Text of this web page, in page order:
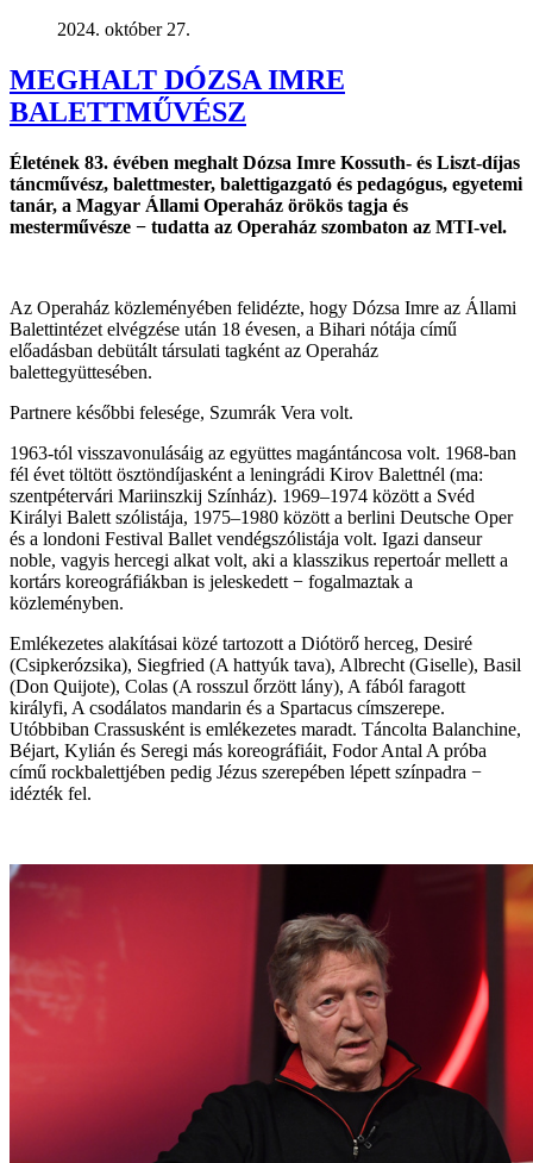
2024. október 27.
MEGHALT DÓZSA IMRE
BALETTMŰVÉSZ
Életének 83. évében meghalt Dózsa Imre Kossuth- és Liszt-díjas
táncművész, balettmester, balettigazgató és pedagógus, egyetemi
tanár, a Magyar Állami Operaház örökös tagja és
mesterművésze − tudatta az Operaház szombaton az MTI-vel.
Az Operaház közleményében felidézte, hogy Dózsa Imre az Állami
Balettintézet elvégzése után 18 évesen, a Bihari nótája című
előadásban debütált társulati tagként az Operaház
balettegyüttesében.
Partnere későbbi felesége, Szumrák Vera volt.
1963-tól visszavonulásáig az együttes magántáncosa volt. 1968-ban
fél évet töltött ösztöndíjasként a leningrádi Kirov Balettnél (ma:
szentpétervári Mariinszkij Színház). 1969–1974 között a Svéd
Királyi Balett szólistája, 1975–1980 között a berlini Deutsche Oper
és a londoni Festival Ballet vendégszólistája volt. Igazi danseur
noble, vagyis hercegi alkat volt, aki a klasszikus repertoár mellett a
kortárs koreográfiákban is jeleskedett − fogalmaztak a
közleményben.
Emlékezetes alakításai közé tartozott a Diótörő herceg, Desiré
(Csipkerózsika), Siegfried (A hattyúk tava), Albrecht (Giselle), Basil
(Don Quijote), Colas (A rosszul őrzött lány), A fából faragott
királyfi, A csodálatos mandarin és a Spartacus címszerepe.
Utóbbiban Crassusként is emlékezetes maradt. Táncolta Balanchine,
Béjart, Kylián és Seregi más koreográfiáit, Fodor Antal A próba
című rockbalettjében pedig Jézus szerepében lépett színpadra −
idézték fel.